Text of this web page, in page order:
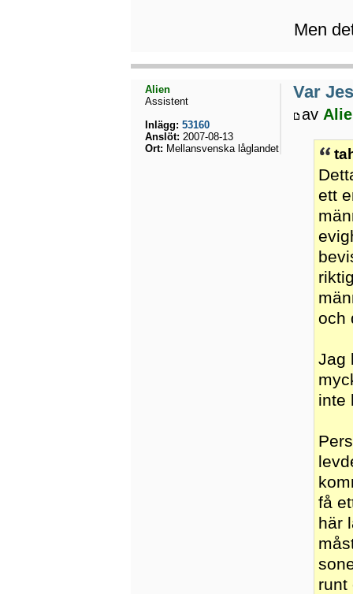
Men
Var
av
ett
och
Jag
inte
få
här
runt
Alien
Assistent
Inlägg: 53160
Anslöt: 2007-08-13
Ort: Mellansvenska låglandet